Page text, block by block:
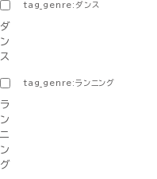
tag_genre:ダンス
ダ
ン
ス
tag_genre:ランニング
ラ
ン
ニ
ン
グ